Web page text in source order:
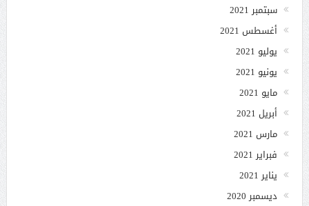
سبتمبر 2021
أغسطس 2021
يوليو 2021
يونيو 2021
مايو 2021
أبريل 2021
مارس 2021
فبراير 2021
يناير 2021
ديسمبر 2020